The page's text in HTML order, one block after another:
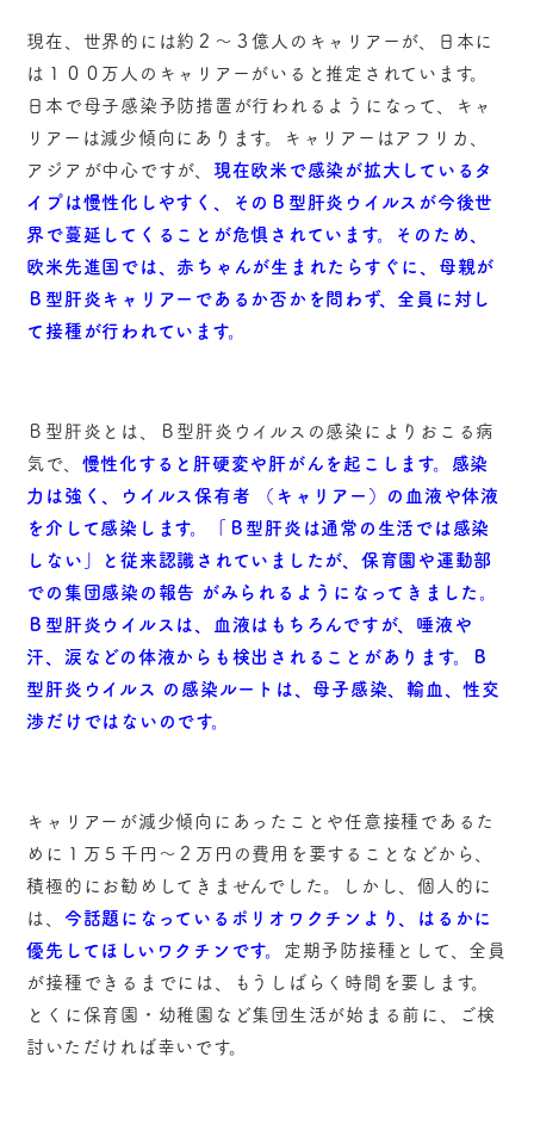
現在、世界的には約２～３億人のキャリアーが、日本に
は１００万人のキャリアーがいると推定されています。
日本で母子感染予防措置が行われるようになって、キャ
リアーは減少傾向にあります。キャリアーはアフリカ、
アジアが中心ですが、 現在欧米で感染が拡大しているタ
イプは慢性化しやすく、そのＢ型肝炎ウイルスが今後世
界で蔓延してくることが危惧されています。そのため、
欧米先進国では、赤ちゃんが生まれたらすぐに、母親が
Ｂ型肝炎キャリアーであるか否かを問わず、全員に対し
て接種が行われています。
Ｂ型肝炎とは、Ｂ型肝炎ウイルスの感染によりおこる病
気で、 慢性化すると肝硬変や肝がんを起こします。感染
力は強く、ウイルス保有者 （キャリアー）の血液や体液
を介して感染します。「Ｂ型肝炎は通常の生活では感染
しない」と従来認識されていましたが、保育園や運動部
での集団感染の報告 がみられるようになってきました。
Ｂ型肝炎ウイルスは、血液はもちろんですが、唾液や
汗、涙などの体液からも検出されることがあります。Ｂ
型肝炎ウイルス の感染ルートは、母子感染、輸血、性交
渉だけではないのです。
キャリアーが減少傾向にあったことや任意接種であるた
めに１万５千円～２万円の費用を要することなどから、
積極的にお勧めしてきませんでした。しかし、個人的に
は、 今話題になっているポリオワクチンより、はるかに
優先してほしいワクチンです。 定期予防接種として、全員
が接種できるまでには、もうしばらく時間を要します。
とくに保育園・幼稚園など集団生活が始まる前に、ご検
討いただければ幸いです。